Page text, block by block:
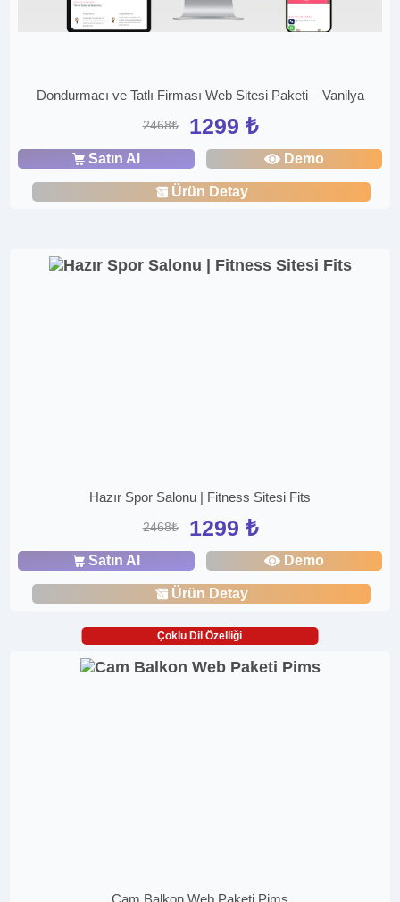
Dondurmacı ve Tatlı Firması Web Sitesi Paketi – Vanilya
2468₺ 1299 ₺
Satın Al Demo
Ürün Detay
Hazır Spor Salonu | Fitness Sitesi Fits
2468₺ 1299 ₺
Satın Al Demo
Ürün Detay
Çoklu Dil Özelliği
Cam Balkon Web Paketi Pims